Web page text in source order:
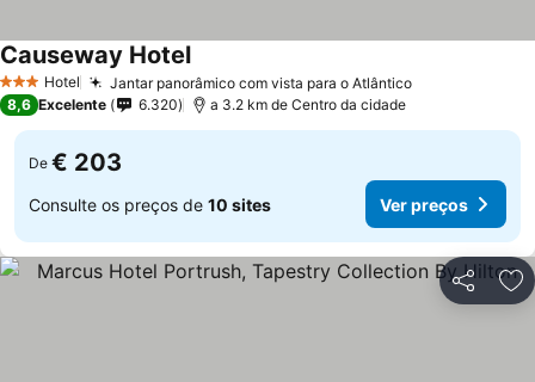
3 EstrelasHotel Jantar panorâmico com vista para o AtlânticoVer preços
Causeway HotelVer preços
8,6 Excelente 6.320 a 3.2 km de Centro da cidade
De € 203
Consulte os preços de 10 sites Ver preços
Partilhar